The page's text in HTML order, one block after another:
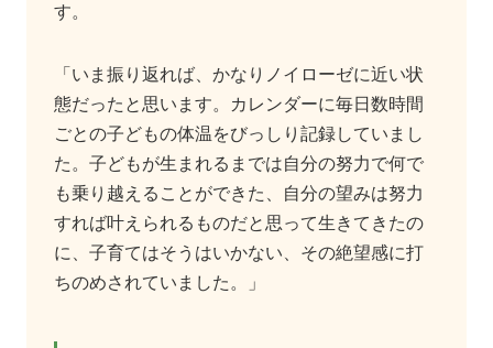
す。
「いま振り返れば、かなりノイローゼに近い状
態だったと思います。カレンダーに毎日数時間
ごとの子どもの体温をびっしり記録していまし
た。子どもが生まれるまでは自分の努力で何で
も乗り越えることができた、自分の望みは努力
すれば叶えられるものだと思って生きてきたの
に、子育てはそうはいかない、その絶望感に打
ちのめされていました。」